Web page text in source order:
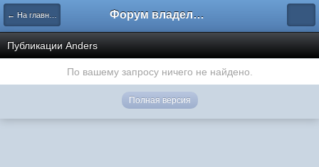
← На главную Форум владельцев интернет-магазинов
Публикации Anders
По вашему запросу ничего не найдено.
Полная версия